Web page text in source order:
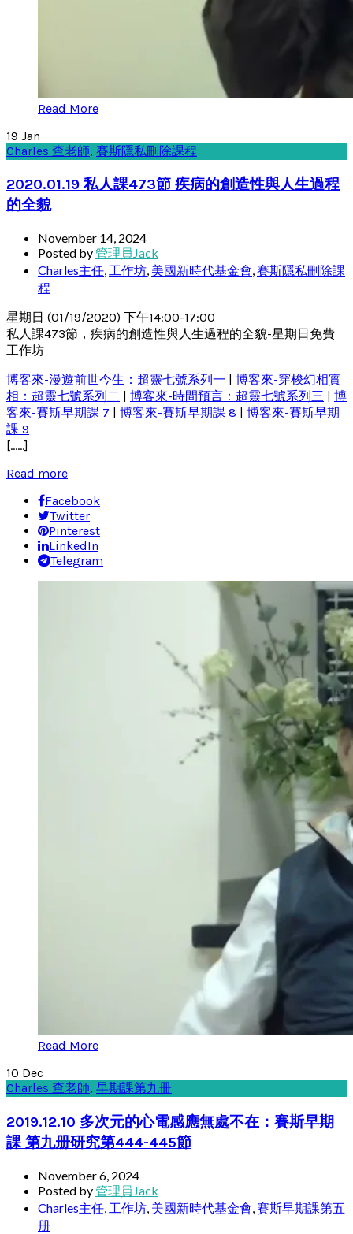
Read More
19 Jan
Charles 查老師, 賽斯隱私刪除課程
2020.01.19 私人課473節 疾病的創造性與人生過程
的全貌
November 14, 2024
Posted by管理員Jack
Charles主任, 工作坊, 美國新時代基金會,賽斯隱私刪除課
程
星期日 (01/19/2020) 下午14:00-17:00
私人課473節，疾病的創造性與人生過程的全貌-星期日免費
工作坊
博客來-漫遊前世今生：超靈七號系列一 | 博客來-穿梭幻相實
相：超靈七號系列二 | 博客來-時間預言：超靈七號系列三 | 博
客來-賽斯早期課 7 | 博客來-賽斯早期課 8 | 博客來-賽斯早期
課 9
[……]
Read more
Facebook
Twitter
Pinterest
LinkedIn
Telegram
Read More
10 Dec
Charles 查老師, 早期課第九冊
2019.12.10 多次元的心電感應無處不在：賽斯早期
課 第九册研究第444-445節
November 6, 2024
Posted by管理員Jack
Charles主任 工作坊 美國新時代基金會 賽斯早期課第五
册